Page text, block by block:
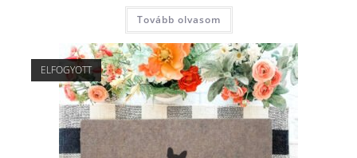
Tovább olvasom
ELFOGYOTT